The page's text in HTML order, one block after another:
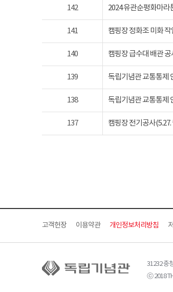
142 2024 유관순평화마라
141 캠핑장 정화조 미화 작
140 캠핑장 급수대 배관 공
139 독립기념관 교통통제
138 독립기념관 교통통제
137 캠핑장 전기공사
고객헌장 이용약관 개인정보처리방침
31232 충
ⓒ 2018